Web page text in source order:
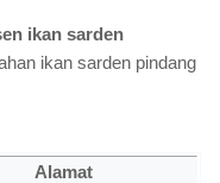
ikan sarden
ikan sarden pindang
Alamat